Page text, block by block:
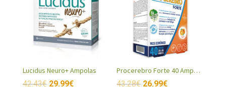
Lucidus Neuro+ Ampolas
42.43€ 29.99€
Procerebro Forte 40 Ampolas
43.28€ 26.99€